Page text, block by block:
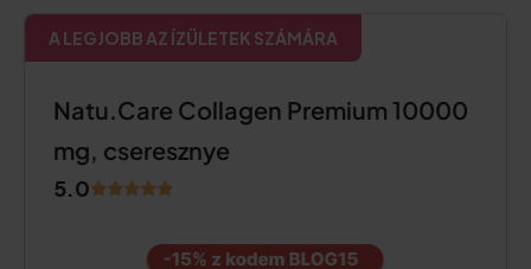
A LEGJOBB AZ ÍZÜLETEK SZÁMÁRA
Natu.Care Collagen Premium 10000
mg, cseresznye
5.0